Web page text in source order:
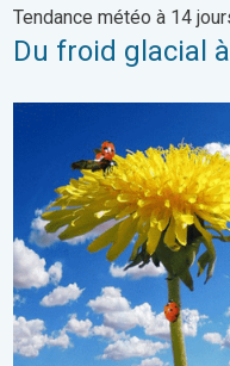
Tendance météo à 14
Du froid glacial
Journée plus fraîche et